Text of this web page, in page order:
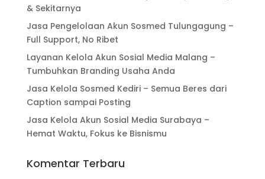
& Sekitarnya
Jasa Pengelolaan Akun Sosmed Tulungagung –
Full Support, No Ribet
Layanan Kelola Akun Sosial Media Malang –
Tumbuhkan Branding Usaha Anda
Jasa Kelola Sosmed Kediri – Semua Beres dari
Caption sampai Posting
Jasa Kelola Akun Sosial Media Surabaya –
Hemat Waktu, Fokus ke Bisnismu
Komentar Terbaru